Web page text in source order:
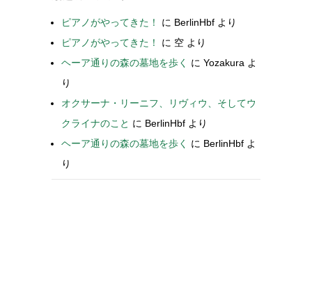
ピアノがやってきた！ に BerlinHbf より
ピアノがやってきた！
に 空 より
ヘーア通りの森の墓地を歩く
に Yozakura よ
り
オクサーナ・リーニフ、リヴィウ、そしてウ
クライナのこと に BerlinHbf より
ヘーア通りの森の墓地を歩く
に BerlinHbf よ
り